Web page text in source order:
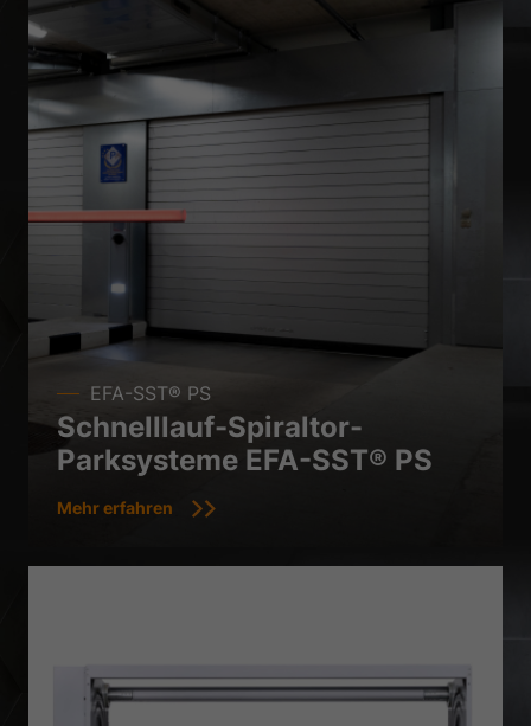
EFA-SST® PS
Schnelllauf-Spiraltor-
Parksysteme EFA-SST® PS
Mehr erfahren